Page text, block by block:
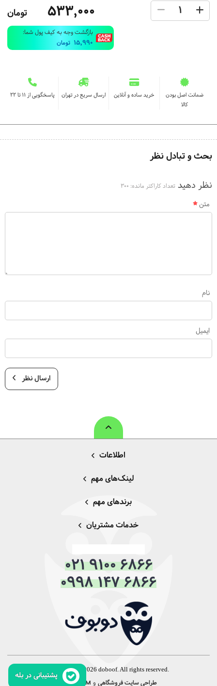
533,000 تومان
بازگشت وجه به کیف پول شما:
15,990 تومان
ضمانت اصل بودن
کالا
خرید ساده و آنلاین ارسال سریع در تهران پاسخگویی از ۱۱ تا ۲۲
بحث و تبادل نظر
نظر دهید تعداد کاراکتر مانده: 300
متن
نام
ایمیل
ارسال نظر
پشتیبانی در بله
اطلاعات
لینک‌های مهم
برندهای مهم
خدمات مشتریان
021 9100 6866
0998 147 6866
Copyright © 2026 doboof. All rights reserved.
طراحی سایت فروشگاهی و CRM
:همورا